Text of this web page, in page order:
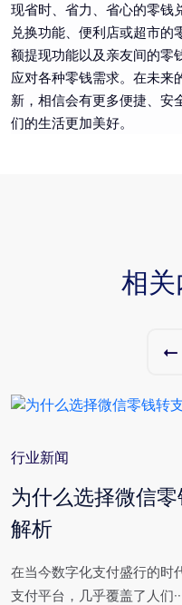
现省时、省力、省心的零钱
兑换功能、便利店或超市的
额提现功能以及亲友间的零
应对各种零钱需求。在未来
新，相信会有更多便捷、安
们的生活更加美好。
相关
行业新闻
为什么选择微信
解析
在当今数字化支付盛行的时
支付平台，几乎覆盖了人们